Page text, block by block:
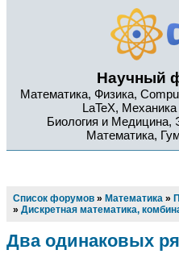
Научный
Математика, Физика,
LaTeX,
Биология и Медицина,
Математика,
Список форумов » Математика »
» Дискретная математика,
Два одинаковых